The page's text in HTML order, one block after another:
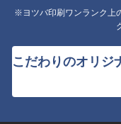
※ヨツバ印刷ワンランク上
こだわりのオリジ